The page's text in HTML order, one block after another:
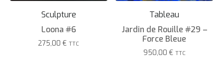
Sculpture
Loona #6
275,00€ TTC
Tableau
Jardin de Rouille #29 –
Force Bleue
950,00 € TTC